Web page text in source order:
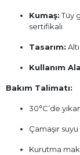
Kumaş:Tüy
sertifikalı
Tasarım:
Kullanım
Bakım Talimatı:
30°C’de
Çamaşır
Kurutma